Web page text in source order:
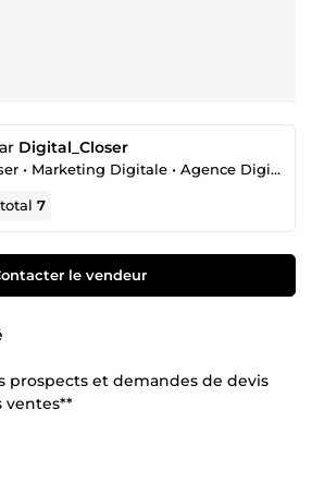
Digital_Closer
Setter • Closer • Marketing Digitale • Agence Digitale
total7
le vendeur
prospects et demandes de devis
ventes**